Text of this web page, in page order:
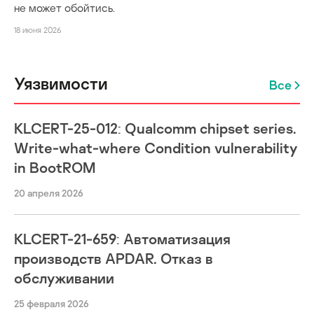
не может обойтись.
18 июня 2026
Уязвимости Все
KLCERT-25-012: Qualcomm chipset series.
Write-what-where Condition vulnerability
in BootROM
20 апреля 2026
KLCERT-21-659: Автоматизация
производств APDAR. Отказ в
обслуживании
25 февраля 2026